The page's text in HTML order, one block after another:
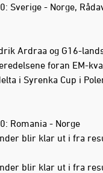
Sverige - Norge,
Ardraa og G16-
foran EM-
i Syrenka Cup i
Romania - Norge
blir klar ut i fra
blir klar ut i fra